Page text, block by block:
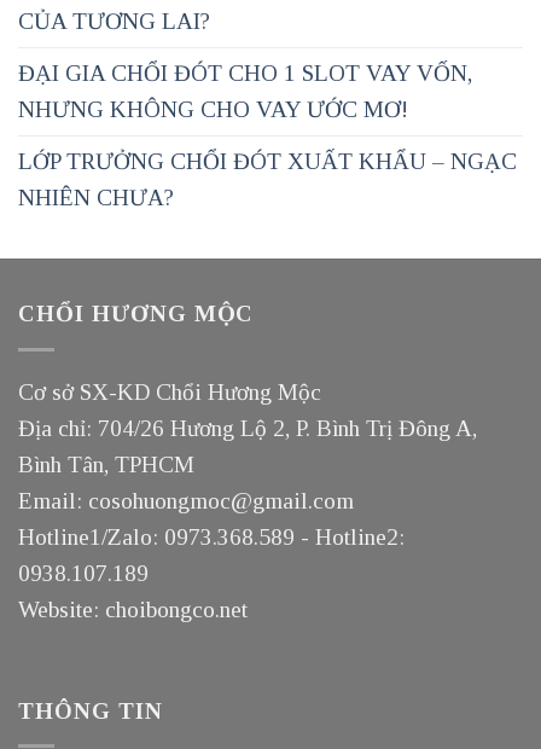
CỦA TƯƠNG LAI?
ĐẠI GIA CHỔI ĐÓT CHO 1 SLOT VAY VỐN,
NHƯNG KHÔNG CHO VAY ƯỚC MƠ!
LỚP TRƯỞNG CHỔI ĐÓT XUẤT KHẨU – NGẠC
NHIÊN CHƯA?
CHỔI HƯƠNG MỘC
Cơ sở SX-KD Chổi Hương Mộc
Địa chỉ: 704/26 Hương Lộ 2, P. Bình Trị Đông A,
Bình Tân, TPHCM
Email: cosohuongmoc@gmail.com
Hotline1/Zalo: 0973.368.589 - Hotline2:
0938.107.189
Website: choibongco.net
THÔNG TIN